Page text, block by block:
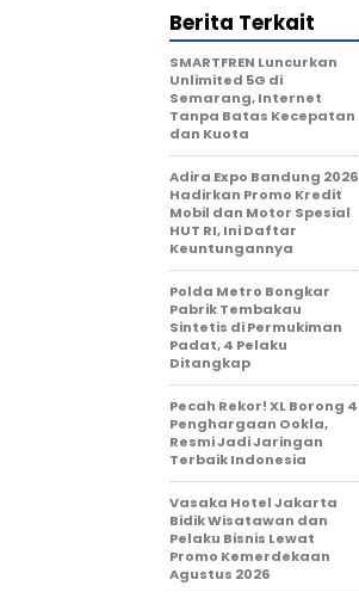
Berita Terkait
SMARTFREN Luncurkan
Unlimited 5G di
Semarang, Internet
Tanpa Batas Kecepatan
dan Kuota
Adira Expo Bandung 2026
Hadirkan Promo Kredit
Mobil dan Motor Spesial
HUT RI, Ini Daftar
Keuntungannya
Polda Metro Bongkar
Pabrik Tembakau
Sintetis di Permukiman
Padat, 4 Pelaku
Ditangkap
Pecah Rekor! XL Borong 4
Penghargaan Ookla,
Resmi Jadi Jaringan
Terbaik Indonesia
Vasaka Hotel Jakarta
Bidik Wisatawan dan
Pelaku Bisnis Lewat
Promo Kemerdekaan
Agustus 2026